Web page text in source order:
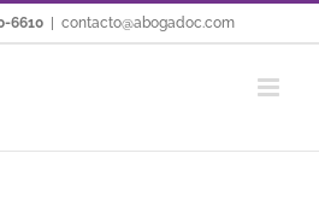
6610 contacto@abogadoc.com